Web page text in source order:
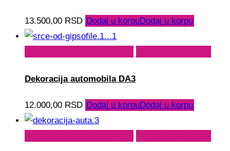
13.500,00 RSD Dodaj u korpuDodaj u korpu
Dekoracija automobila DA3
12.000,00 RSD Dodaj u korpuDodaj u korpu